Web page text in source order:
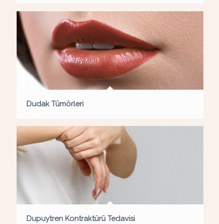
Dudak Tümörleri
Dupuytren Kontraktürü Tedavisi